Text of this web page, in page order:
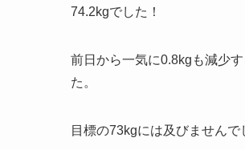
74.2kgでした！
前日から一気に0.8kgも減少
た。
目標の73kgには及びません